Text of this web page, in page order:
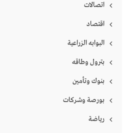
اتصالات
اقتصاد
البوابه الزراعية
بترول وطاقه
بنوك وتأمين
بورصة وشركات
رياضة